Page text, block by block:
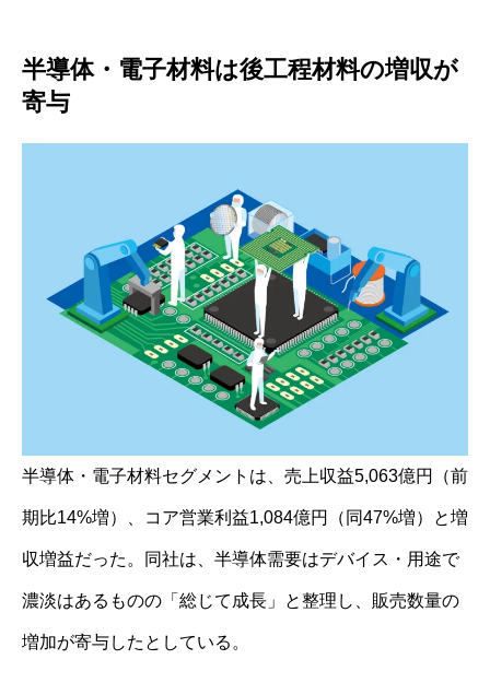
半導体・電子材料は後工程材料の増収が
寄与
半導体・電子材料セグメントは、売上収益5,063億円（前
期比14%増）、コア営業利益1,084億円（同47%増）と増
収増益だった。同社は、半導体需要はデバイス・用途で
濃淡はあるものの「総じて成長」と整理し、販売数量の
増加が寄与したとしている。